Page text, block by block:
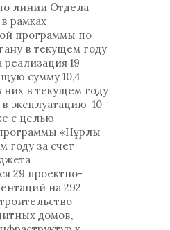
линии Отдела
рамках
программы по
в текущем году
19
сумму 10,4
них в текущем году
эксплуатацию 10
с целью
«Нұрлы
году за счет
29 проектно-
на 292
домов,